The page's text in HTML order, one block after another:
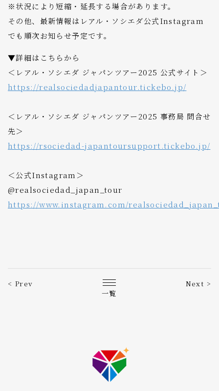
※状況により短縮・延長する場合があります。
その他、最新情報はレアル・ソシエダ公式Instagram
でも順次お知らせ予定です。
▼詳細はこちらから
＜レアル・ソシエダ ジャパンツアー2025 公式サイト＞
https://realsociedadjapantour.tickebo.jp/
＜レアル・ソシエダ ジャパンツアー2025 事務局 問合せ
先＞
https://rsociedad-japantoursupport.tickebo.jp/
＜公式Instagram＞
@realsociedad_japan_tour
https://www.instagram.com/
< Prev
一覧
Next >